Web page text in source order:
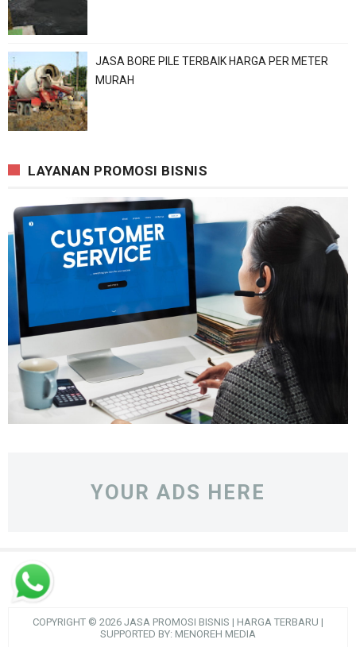
JASA BORE PILE TERBAIK HARGA PER METER
MURAH
LAYANAN PROMOSI BISNIS
YOUR ADS HERE
COPYRIGHT © 2026 JASA PROMOSI BISNIS | HARGA TERBARU |
SUPPORTED BY: MENOREH MEDIA